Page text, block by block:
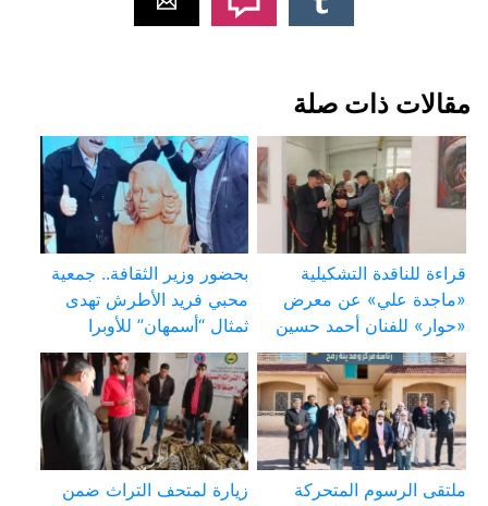
مقالات ذات صلة
قراءة للناقدة التشكيلية
«ماجدة علي» عن معرض
«حوار» للفنان أحمد حسين
بحضور وزير الثقافة.. جمعية
محبي فريد الأطرش تهدى
ثمثال “أسمهان” للأوبرا
ملتقى الرسوم المتحركة
زيارة لمتحف التراث ضمن